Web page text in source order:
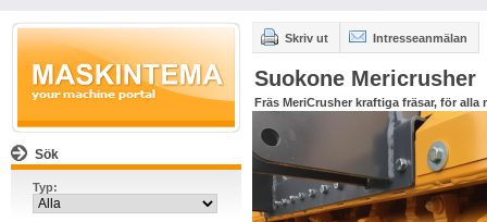
Sök
Typ:
Skriv ut Intresseanmälan
Suokone Mericrusher
Fräs MeriCrusher kraftiga fräsar, för alla